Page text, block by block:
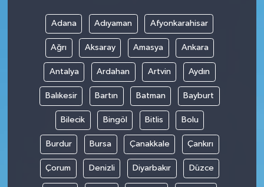
Adana Adıyaman Afyonkarahisar
Ağrı Aksaray Amasya Ankara
Antalya Ardahan Artvin Aydın
Balıkesir Bartın Batman Bayburt
Bilecik Bingöl Bitlis Bolu
Burdur Bursa Çanakkale Çankırı
Çorum Denizli Diyarbakır Düzce